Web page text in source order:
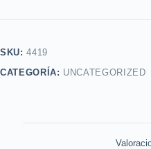
Cocoa
Avon
SKU:4419
CATEGORÍA: UNCATEGORIZED